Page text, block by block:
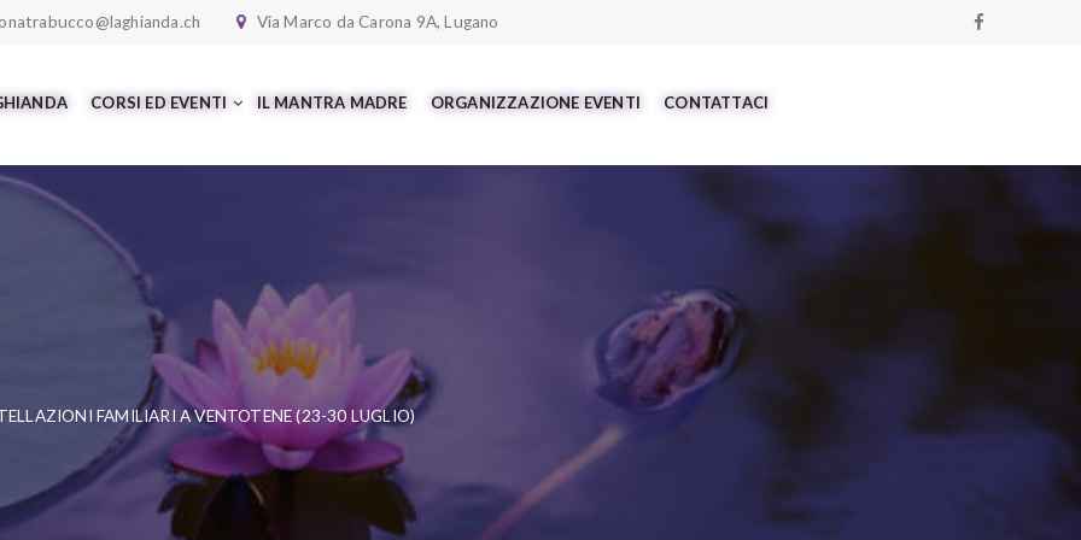
Via Marco da Carona 9A, Lugano
CORSI ED EVENTI IL MANTRA MADRE ORGANIZZAZIONE EVENTI CONTATTACI
FAMILIARI A VENTOTENE (23-30 LUGLIO)